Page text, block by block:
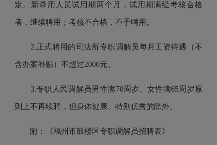
定。新录用人员试用期两个月，试用期满经考核合格
者，继续聘用；考核不合格，不予聘用。
2.正式聘用的司法所专职调解员每月工资待遇（不
含办案补贴）不超过2000元。
3.专职人民调解员男性满70周岁、女性满65周岁原
则上不再续聘，但身体健康、特别优秀的除外。
附：《福州市鼓楼区专职调解员招聘表》